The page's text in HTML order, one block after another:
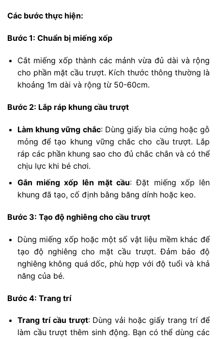
Các bước thực hiện:
Bước 1: Chuẩn bị miếng xốp
Cắt miếng xốp thành các mảnh vừa đủ dài và rộng
cho phần mặt cầu trượt. Kích thước thông thường là
khoảng 1m dài và rộng từ 50-60cm.
Bước 2: Lắp ráp khung cầu trượt
Làm khung vững chắc: Dùng giấy bìa cứng hoặc gỗ
mỏng để tạo khung vững chắc cho cầu trượt. Lắp
ráp các phần khung sao cho đủ chắc chắn và có thể
chịu lực khi bé chơi.
Gắn miếng xốp lên mặt cầu: Đặt miếng xốp lên
khung đã tạo, cố định bằng băng dính hoặc keo.
Bước 3: Tạo độ nghiêng cho cầu trượt
Dùng miếng xốp hoặc một số vật liệu mềm khác để
tạo độ nghiêng cho mặt cầu trượt. Đảm bảo độ
nghiêng không quá dốc, phù hợp với độ tuổi và khả
năng của bé.
Bước 4: Trang trí
Trang trí cầu trượt: Dùng vải hoặc giấy trang trí để
làm cầu trượt thêm sinh động. Bạn có thể dùng các